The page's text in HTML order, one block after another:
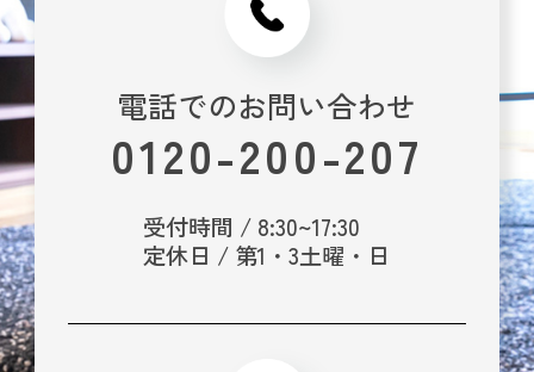
電話でのお問い合わせ
0120-200-207
受付時間 / 8:30~17:30
定休日 / 第1・3土曜・日